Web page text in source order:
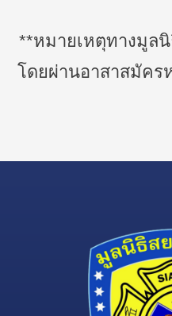
**หมายเหตุทางมูล
โดยผ่านอาสาสมัคร